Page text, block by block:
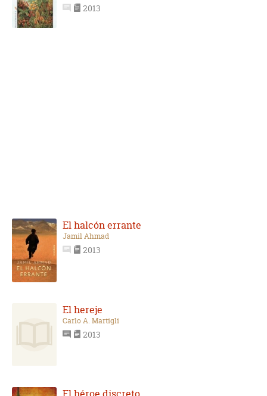
2013
El halcón errante
Jamil Ahmad
2013
El hereje
Carlo A. Martigli
2013